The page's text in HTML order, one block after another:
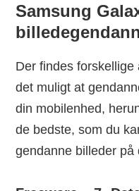
Samsung
Der findes
det muligt at
din mobilenhed,
de bedste, som du
gendanne billeder på